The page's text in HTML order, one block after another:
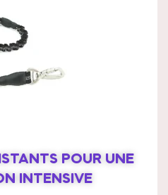
POUR UNE
INTENSIVE